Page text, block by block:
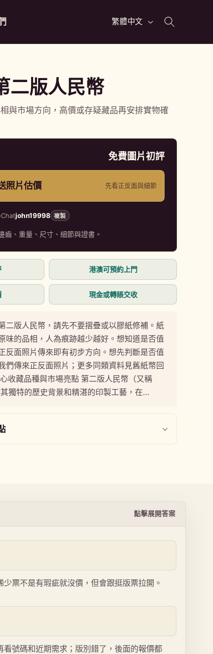
語
繁體中文
二版人民幣
與市場方向，高價或存疑藏品再安排實物確
免費圖片初評
照片估價 先看正反面與細節
john19998 複製
齒、重量、尺寸、細節與證書。
港澳可預約上門
現金或轉賬交收
二版人民幣，請先不要摺疊或以膠紙修補。紙
味的品相，人為痕跡越少越好。想知道是否值
反面照片傳來即有初步方向。想先判斷是否值
們傳來正反面照片；更多同類資料見舊紙幣回
收藏品種與市場亮點 第二版人民幣（又稱
獨特的歷史背景和精湛的印製工藝，在…
點擊展開答案
票不是有瑕疵就沒價，但會跟挺版票拉開。
號碼和近期需求；版別錯了，後面的報價都